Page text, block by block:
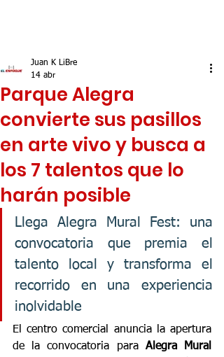
Parque Alegra
convierte sus pasillos
en arte vivo y busca a
los 7 talentos que lo
harán posible
Juan K LiBre
14 abr
Llega Alegra Mural Fest: una
convocatoria que premia el
talento local y transforma el
recorrido en una experiencia
inolvidable
El centro comercial anuncia la apertura
de la convocatoria para Alegra Mural